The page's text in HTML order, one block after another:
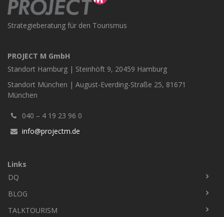
Strategieberatung für den Tourismus
PROJECT M GmbH
Standort Hamburg | Steinhöft 9, 20459 Hamburg
Standort München | August-Everding-Straße 25, 81671
München
040 – 4 19 23 96 0
info@projectm.de
Links
Fußbereich
DQ
BLOG
TALKTOURISM